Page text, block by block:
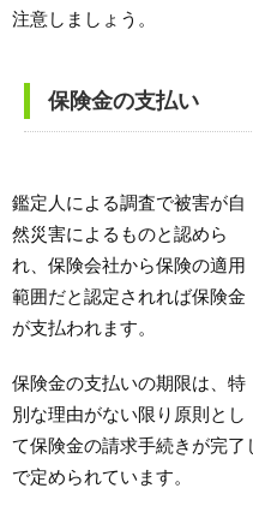
注意しましょう。
保険金の支払い
鑑定人による調査で被害が自
然災害によるものと認めら
れ、保険会社から保険の適用
範囲だと認定されれば保険金
が支払われます。
保険金の支払いの期限は、特
別な理由がない限り原則とし
て保険金の請求手続きが完
で定められています。